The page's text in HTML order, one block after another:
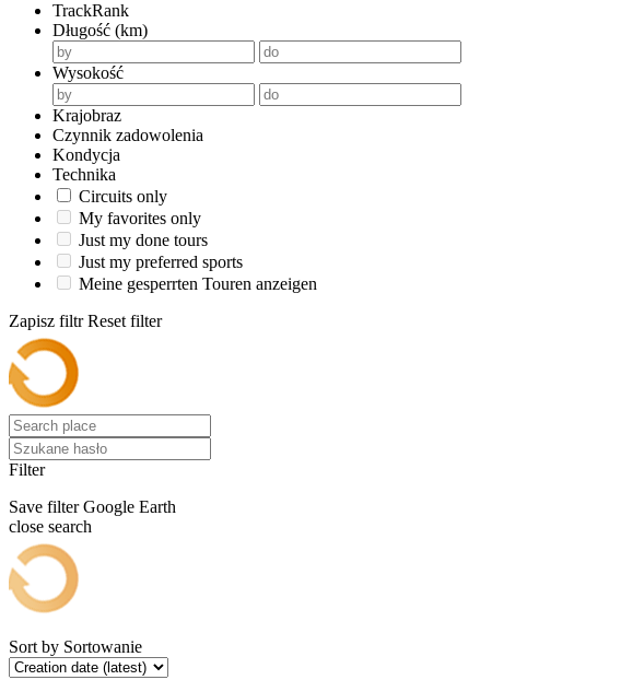
TrackRank
Długość (km)
Wysokość
Krajobraz
Czynnik zadowolenia
Kondycja
Technika
Circuits only
My favorites only
Just my done tours
Just my preferred sports
Meine gesperrten Touren anzeigen
Zapisz filtr Reset filter
Filter
Save filter Google Earth
close search
Sort by Sortowanie